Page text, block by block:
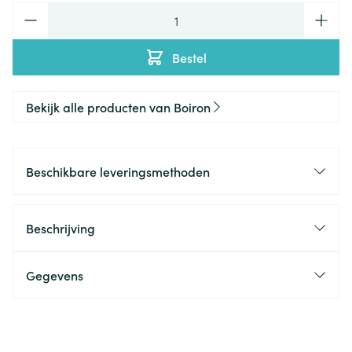
Bestel
Bekijk alle producten van Boiron
Beschikbare leveringsmethoden
Beschrijving
Gegevens